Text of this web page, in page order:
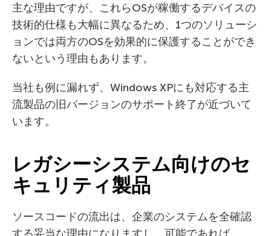
主な理由ですが、これらOSが稼働するデバイスの
技術的仕様も大幅に異なるため、1つのソリューシ
ョンでは両方のOSを効果的に保護することができ
ないという理由もあります。
当社も例に漏れず、Windows XPにも対応する主
流製品の旧バージョンのサポート終了が近づいて
います。
レガシーシステム向けのセ
キュリティ製品
ソースコードの流出は、企業のシステムを全確認
する妥当な理由になりますし、可能であれば